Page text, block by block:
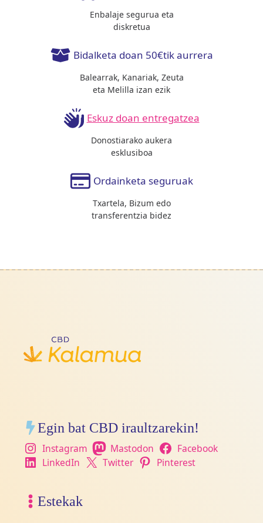
Enbalaje segurua eta
diskretua
Bidalketa doan 50€tik aurrera
Balearrak, Kanariak, Zeuta
eta Melilla izan ezik
Eskuz doan entregatzea
Donostiarako aukera
esklusiboa
Ordainketa seguruak
Txartela, Bizum edo
transferentzia bidez
Egin bat CBD iraultzarekin!
Instagram Mastodon
Facebook
LinkedIn
Twitter Pinterest
Estekak